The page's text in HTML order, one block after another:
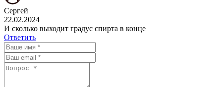
Сергей
22.02.2024
И сколько выходит градус спирта в конце
Ответить